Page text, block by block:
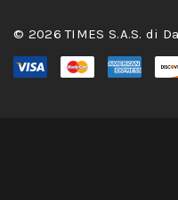
© 2026 TIMES S.A.S. di